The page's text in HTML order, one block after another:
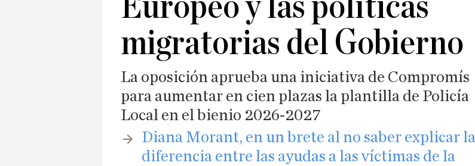
Europeo y las políticas
migratorias del Gobierno
La oposición aprueba una iniciativa de Compromís
para aumentar en cien plazas la plantilla de Policía
Local en el bienio 2026-2027
​Diana Morant, en un brete al no saber explicar la
diferencia entre las ayudas a las víctimas de la